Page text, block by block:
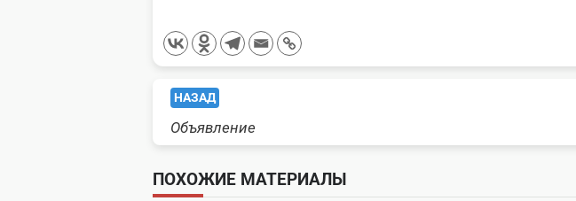
<span
class="nav-
subtitle
НАЗАД
Объявление
ПОХОЖИЕ МАТЕРИАЛЫ